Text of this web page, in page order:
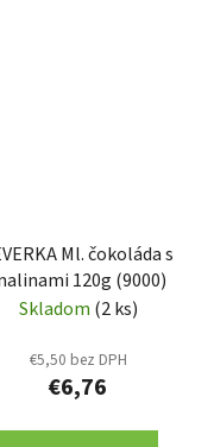
Ml. čokoláda s
120g (9000)
Skladom (2 ks)
€5,50 bez DPH
€6,76